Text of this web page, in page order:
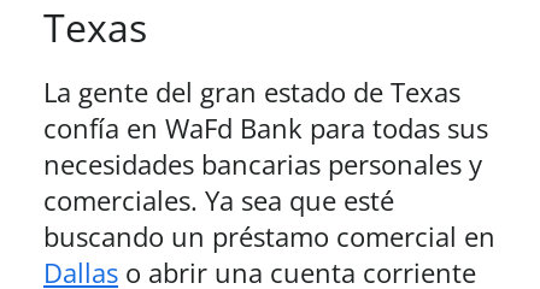
Texas
La gente del gran estado de Texas
confía en WaFd Bank para todas sus
necesidades bancarias personales y
comerciales. Ya sea que esté
buscando un préstamo comercial en
Dallas o abrir una cuenta corriente